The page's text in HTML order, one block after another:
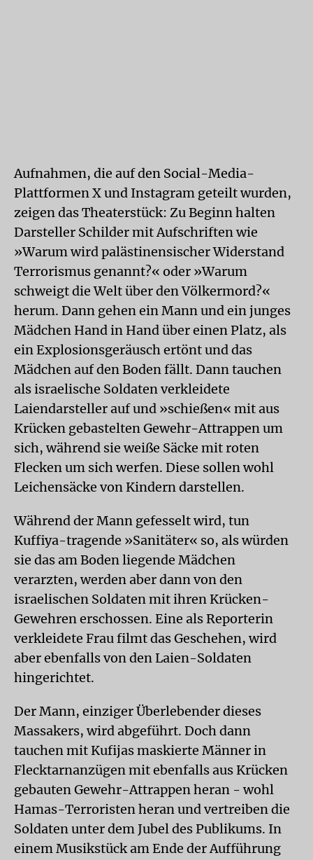
Aufnahmen, die auf den Social-Media-
Plattformen X und Instagram geteilt wurden,
zeigen das Theaterstück: Zu Beginn halten
Darsteller Schilder mit Aufschriften wie
»Warum wird palästinensischer Widerstand
Terrorismus genannt?« oder »Warum
schweigt die Welt über den Völkermord?«
herum. Dann gehen ein Mann und ein junges
Mädchen Hand in Hand über einen Platz, als
ein Explosionsgeräusch ertönt und das
Mädchen auf den Boden fällt. Dann tauchen
als israelische Soldaten verkleidete
Laiendarsteller auf und »schießen« mit aus
Krücken gebastelten Gewehr-Attrappen um
sich, während sie weiße Säcke mit roten
Flecken um sich werfen. Diese sollen wohl
Leichensäcke von Kindern darstellen.
Während der Mann gefesselt wird, tun
Kuffiya-tragende »Sanitäter« so, als würden
sie das am Boden liegende Mädchen
verarzten, werden aber dann von den
israelischen Soldaten mit ihren Krücken-
Gewehren erschossen. Eine als Reporterin
verkleidete Frau filmt das Geschehen, wird
aber ebenfalls von den Laien-Soldaten
hingerichtet.
Der Mann, einziger Überlebender dieses
Massakers, wird abgeführt. Doch dann
tauchen mit Kufijas maskierte Männer in
Flecktarnanzügen mit ebenfalls aus Krücken
gebauten Gewehr-Attrappen heran - wohl
Hamas-Terroristen heran und vertreiben die
Soldaten unter dem Jubel des Publikums. In
einem Musikstück am Ende der Aufführung